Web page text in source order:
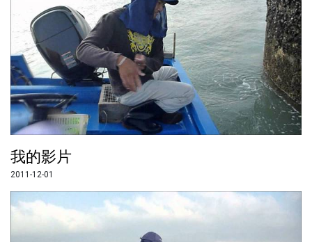
我的影片
2011-12-01